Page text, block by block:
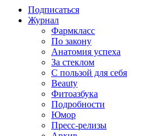
Подписаться
Журнал
Фармкласс
По закону
Анатомия успеха
За стеклом
С пользой для себя
Beauty
Фитоазбука
Подробности
Юмор
Пресс-релизы